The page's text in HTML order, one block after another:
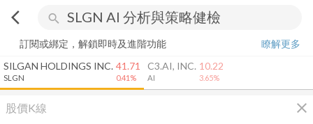
arrow_back_ios search
訂閱或綁定，解鎖即時及進階功能
瞭解更多
SILGAN HOLDINGS INC.
SLGN
41.71
0.41%
C3.AI, INC.
AI
10.22
3.65%
股價K線 close